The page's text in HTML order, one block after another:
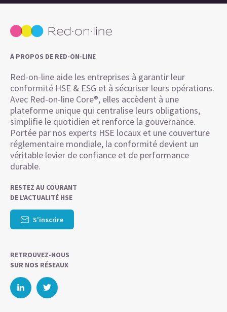
A PROPOS DE RED-ON-LINE
Red-on-line aide les entreprises à garantir leur
conformité HSE & ESG et à sécuriser leurs opérations.
Avec Red-on-line Core®, elles accèdent à une
plateforme unique qui centralise leurs obligations,
simplifie le quotidien et renforce la gouvernance.
Portée par nos experts HSE locaux et une couverture
réglementaire mondiale, la conformité devient un
véritable levier de confiance et de performance
durable.
RESTEZ AU COURANT
DE L'ACTUALITÉ HSE
S'inscrire
RETROUVEZ-NOUS
SUR NOS RÉSEAUX